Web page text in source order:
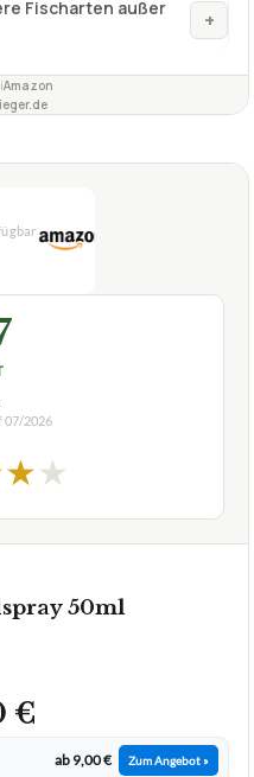
Fischarten außer
+
Amazon
07/2026
★★
50ml
€
ab 9,00 € Zum Angebot »